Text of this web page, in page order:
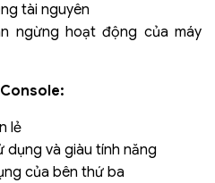
tài nguyên
ngừng hoạt động của máy
lẻ
dụng và giàu tính năng
của bên thứ ba